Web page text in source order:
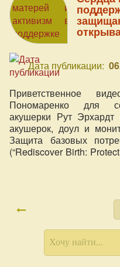
между медицинскими
акушерками и доулами.
Дата публикации:
Приветственное
Пономаренко для
акушерки Рут
акушерок, доул и
Защита базовых
(“Rediscover Birth: